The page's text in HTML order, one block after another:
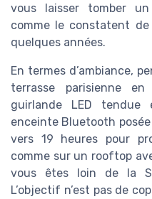
vous laisser tomber
comme le constatent
quelques années.
En termes d’ambiance,
terrasse parisienne
guirlande LED
enceinte Bluetooth posée
vers 19 heures pour
comme sur un rooftop
vous êtes loin de la
L’objectif n’est pas de